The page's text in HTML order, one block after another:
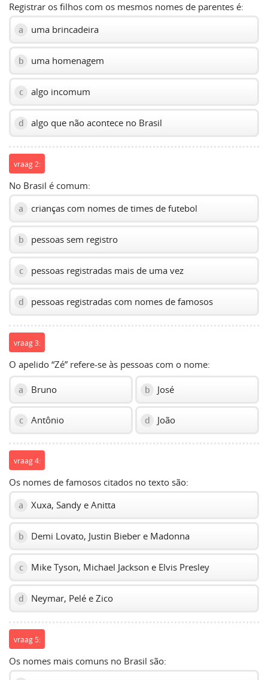
Registrar os filhos com os mesmos nomes de parentes é:
a uma brincadeira
b uma homenagem
c algo incomum
d algo que não acontece no Brasil
vraag 2:
No Brasil é comum:
a crianças com nomes de times de futebol
b pessoas sem registro
c pessoas registradas mais de uma vez
d pessoas registradas com nomes de famosos
vraag 3:
O apelido “Zé” refere-se às pessoas com o nome:
a Bruno b José
c Antônio d João
vraag 4:
Os nomes de famosos citados no texto são:
a Xuxa, Sandy e Anitta
b Demi Lovato, Justin Bieber e Madonna
c Mike Tyson, Michael Jackson e Elvis Presley
d Neymar, Pelé e Zico
vraag 5:
Os nomes mais comuns no Brasil são: